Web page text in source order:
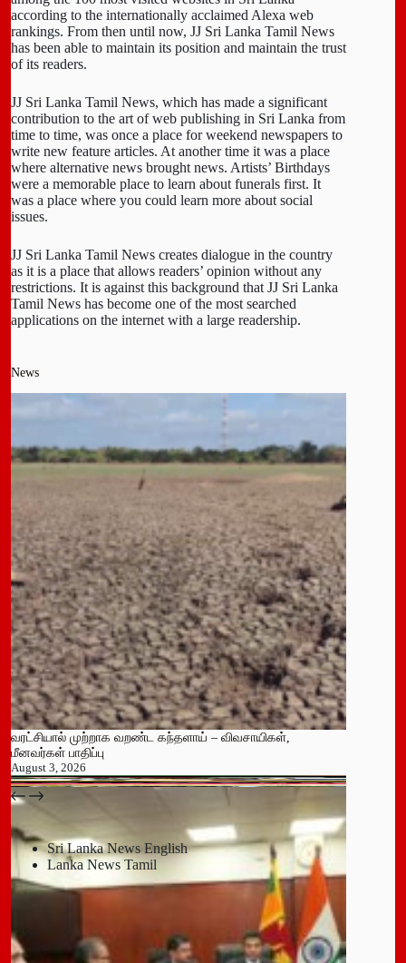
according to the internationally acclaimed Alexa web
rankings. From then until now, JJ Sri Lanka Tamil News
has been able to maintain its position and maintain the trust
of its readers.
JJ Sri Lanka Tamil News, which has made a significant
contribution to the art of web publishing in Sri Lanka from
time to time, was once a place for weekend newspapers to
write new feature articles. At another time it was a place
where alternative news brought news. Artists’ Birthdays
were a memorable place to learn about funerals first. It
was a place where you could learn more about social
issues.
JJ Sri Lanka Tamil News creates dialogue in the country
as it is a place that allows readers’ opinion without any
restrictions. It is against this background that JJ Sri Lanka
Tamil News has become one of the most searched
applications on the internet with a large readership.
News
வரட்சியால் முற்றாக வறண்ட கந்தளாய் – விவசாயிகள்,
மீனவர்கள் பாதிப்பு
August 3, 2026
பதுளை மாநகர சபையின் NPP உறுப்பினர் திடீர் ராஜினாமா!
July 14, 2026
Sri Lanka News English
Lanka News Tamil